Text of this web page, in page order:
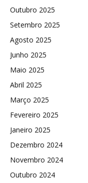
Outubro 2025
Setembro 2025
Agosto 2025
Junho 2025
Maio 2025
Abril 2025
Março 2025
Fevereiro 2025
Janeiro 2025
Dezembro 2024
Novembro 2024
Outubro 2024